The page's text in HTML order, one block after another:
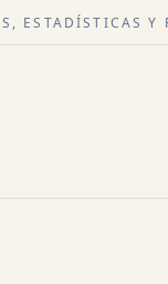
ESTADÍSTICAS Y